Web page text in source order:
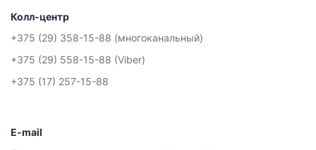
Колл-центр
+375 (29) 358-15-88 (многоканальный)
+375 (29) 558-15-88 (Viber)
+375 (17) 257-15-88
E-mail